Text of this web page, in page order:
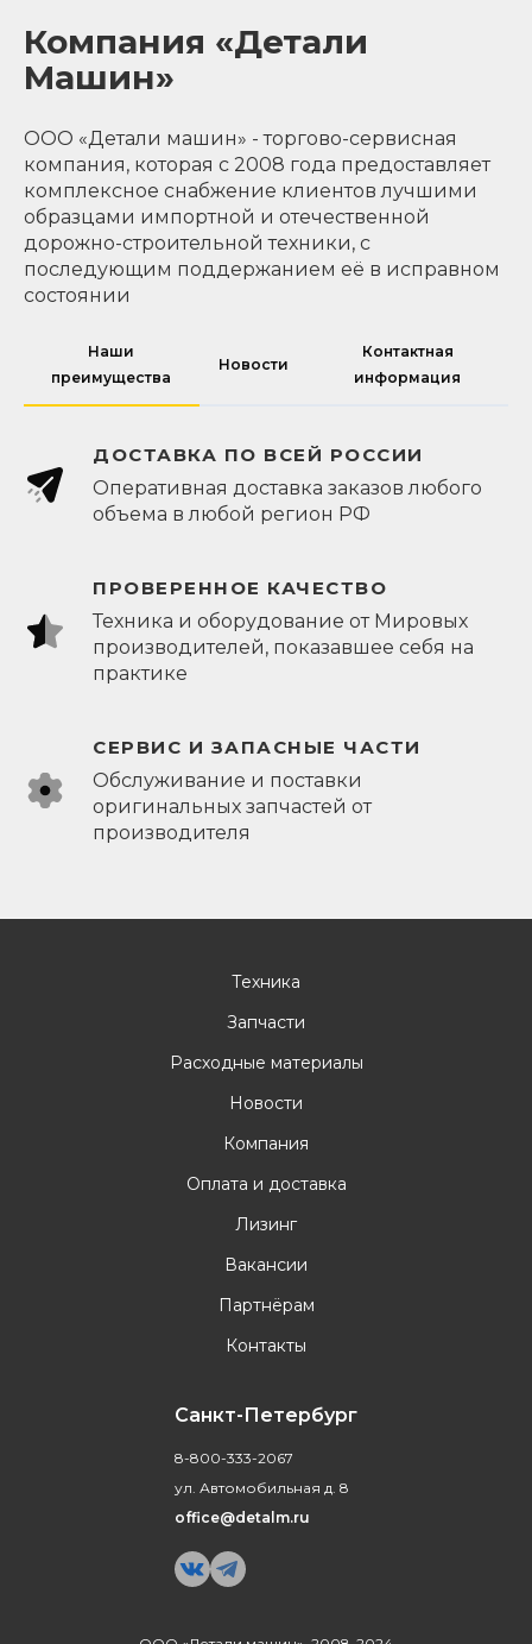
Компания «Детали
Машин»
ООО «Детали машин» - торгово-сервисная
компания, которая с 2008 года предоставляет
комплексное снабжение клиентов лучшими
образцами импортной и отечественной
дорожно-строительной техники, с
последующим поддержанием её в исправном
состоянии
Наши
преимущества
Новости
Контактная
информация
ДОСТАВКА ПО ВСЕЙ РОССИИ
Оперативная доставка заказов любого
объема в любой регион РФ
ПРОВЕРЕННОЕ КАЧЕСТВО
Техника и оборудование от Мировых
производителей, показавшее себя на
практике
СЕРВИС И ЗАПАСНЫЕ ЧАСТИ
Обслуживание и поставки
оригинальных запчастей от
производителя
Техника
Запчасти
Расходные материалы
Новости
Компания
Оплата и доставка
Лизинг
Вакансии
Партнёрам
Контакты
Санкт-Петербург
8-800-333-2067
ул. Автомобильная д. 8
office@detalm.ru